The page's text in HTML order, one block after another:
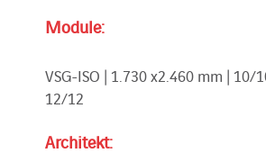
Module:
VSG-ISO | 1.730 x2.460 mm | 10/
12/12
Architekt: